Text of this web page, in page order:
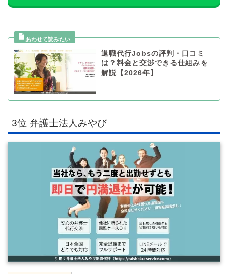
退職代行Jobsの評判・口コミ
は？料金と交渉できる仕組みを
解説【2026年】
3位 弁護士法人みやび